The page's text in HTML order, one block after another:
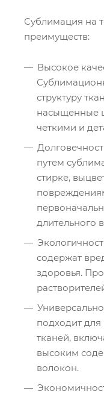
Сублимация на
преимуществ:
Высокое
структуру
насыщенные
четкими и
путем
стирке,
длительного
содержат
здоровья.
подходит
тканей,
высоким
волокон.